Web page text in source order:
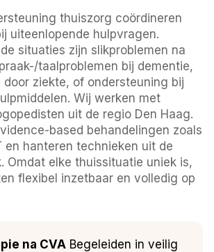
thuiszorg coördineren
uiteenlopende hulpvragen.
situaties zijn slikproblemen na
taalproblemen bij dementie,
door ziekte, of ondersteuning bij
Wij werken met
uit de regio Den Haag.
based behandelingen zoals
en hanteren technieken uit de
Omdat elke thuissituatie uniek is,
flexibel inzetbaar en volledig op
na CVA Begeleiden in veilig